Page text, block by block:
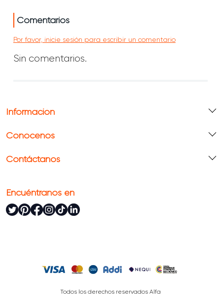
Comentarios
Por favor, inicie sesión para escribir un comentario
Sin comentarios.
Información
Conócenos
Contáctanos
Encuéntranos en
Todos los derechos reservados Alfa